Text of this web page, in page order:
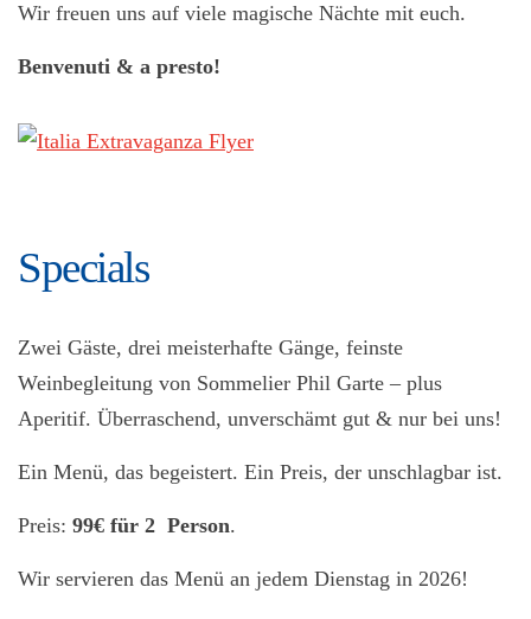
Wir freuen uns auf viele magische Nächte mit euch.
Benvenuti & a presto!
Specials
Zwei Gäste, drei meisterhafte Gänge, feinste
Weinbegleitung von Sommelier Phil Garte – plus
Aperitif. Überraschend, unverschämt gut & nur bei uns!
Ein Menü, das begeistert. Ein Preis, der unschlagbar ist.
Preis: 99€ für 2 Person.
Wir servieren das Menü an jedem Dienstag in 2026!